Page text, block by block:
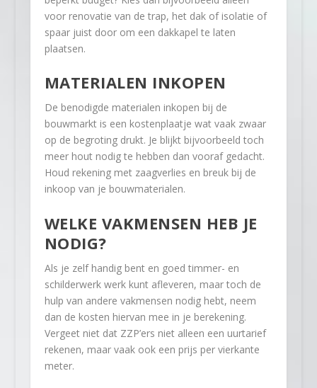
voor renovatie van de trap, het dak of isolatie of
spaar juist door om een dakkapel te laten
plaatsen.
MATERIALEN INKOPEN
De benodigde materialen inkopen bij de
bouwmarkt is een kostenplaatje wat vaak zwaar
op de begroting drukt. Je blijkt bijvoorbeeld toch
meer hout nodig te hebben dan vooraf gedacht.
Houd rekening met zaagverlies en breuk bij de
inkoop van je bouwmaterialen.
WELKE VAKMENSEN HEB JE
NODIG?
Als je zelf handig bent en goed timmer- en
schilderwerk werk kunt afleveren, maar toch de
hulp van andere vakmensen nodig hebt, neem
dan de kosten hiervan mee in je berekening.
Vergeet niet dat ZZP’ers niet alleen een uurtarief
rekenen, maar vaak ook een prijs per vierkante
meter.